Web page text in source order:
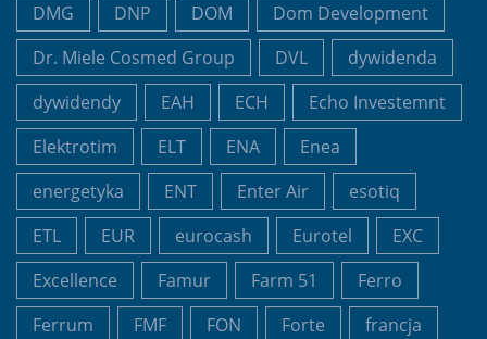
DMG
DNP DOM
Dom Development
Dr. Miele Cosmed Group
DVL
dywidenda
dywidendy
EAH ECH
Echo Investemnt
Elektrotim
ELT ENA
Enea
energetyka
ENT Enter Air
esotiq
ETL
EUR eurocash Eurotel
EXC
Excellence
Famur Farm 51
Ferro
Ferrum
FMF FON Forte
francja